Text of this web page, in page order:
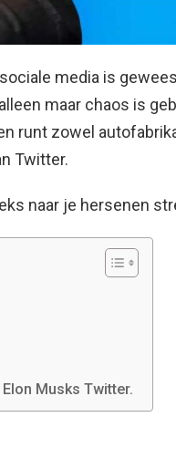
media is
maar chaos is
runt zowel
Twitter.
naar je hersenen
Musks Twitter.